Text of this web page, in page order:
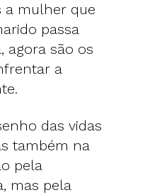
a mulher que
passa
agora são os
a
das vidas
também na
pela
mas pela